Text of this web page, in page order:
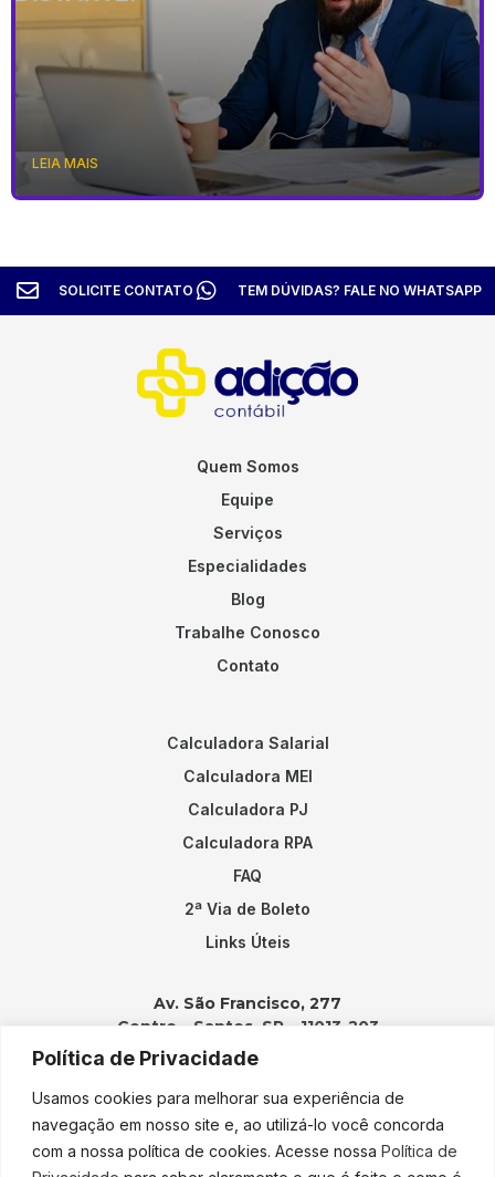
Política de Privacidade
Usamos cookies para melhorar sua experiência de
navegação em nosso site e, ao utilizá-lo você concorda
com a nossa política de cookies. Acesse nossa Política de
LEIA MAIS
SOLICITE CONTATO TEM DÚVIDAS? FALE NO WHATSAPP
Quem Somos
Equipe
Serviços
Especialidades
Blog
Trabalhe Conosco
Contato
Calculadora Salarial
Calculadora MEI
Calculadora PJ
Calculadora RPA
FAQ
2ª Via de Boleto
Links Úteis
Av. São Francisco, 277
Centro – Santos, SP – 11013-203
Contatos:
(13) 3202-2100
adicao@adicao.com.br